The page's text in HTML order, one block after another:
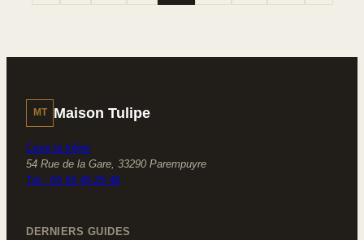
MT Maison Tulipe
Cave la tulipe
54 Rue de la Gare, 33290 Parempuyre
Tél : 05 56 45 25 46
DERNIERS GUIDES